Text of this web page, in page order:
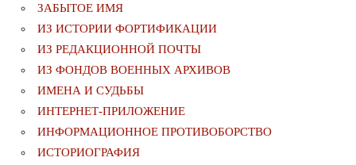
ЗАБЫТОЕ ИМЯ
ИЗ ИСТОРИИ ФОРТИФИКАЦИИ
ИЗ РЕДАКЦИОННОЙ ПОЧТЫ
ИЗ ФОНДОВ ВОЕННЫХ АРХИВОВ
ИМЕНА И СУДЬБЫ
ИНТЕРНЕТ-ПРИЛОЖЕНИЕ
ИНФОРМАЦИОННОЕ ПРОТИВОБОРСТВО
ИСТОРИОГРАФИЯ